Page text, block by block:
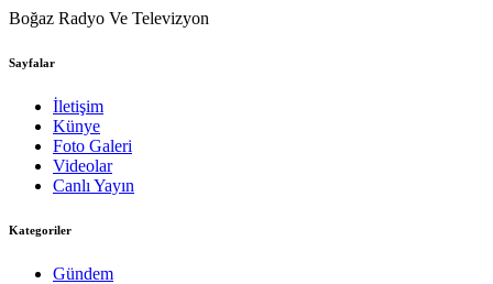
Boğaz Radyo Ve Televizyon
Sayfalar
İletişim
Künye
Foto Galeri
Videolar
Canlı Yayın
Kategoriler
Gündem